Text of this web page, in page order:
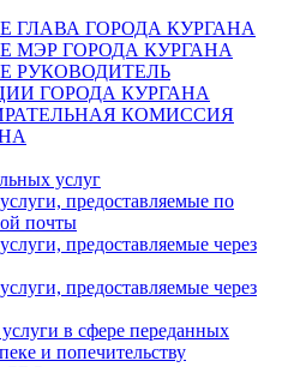
ГЛАВА ГОРОДА КУРГАНА
МЭР ГОРОДА КУРГАНА
РУКОВОДИТЕЛЬ
ГОРОДА КУРГАНА
КОМИССИЯ
услуг
предоставляемые по
почты
предоставляемые через
предоставляемые через
в сфере переданных
и попечительству